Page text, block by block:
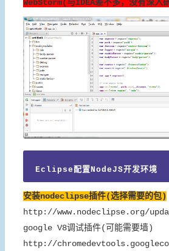
WebStorm(与IDEA差不多，没有深入
Eclipse配置NodeJS开发环境
安装nodeclipse插件(选择需要的包)
http://www.nodeclipse.org/
google V8调试插件(可能需要墙)
http://